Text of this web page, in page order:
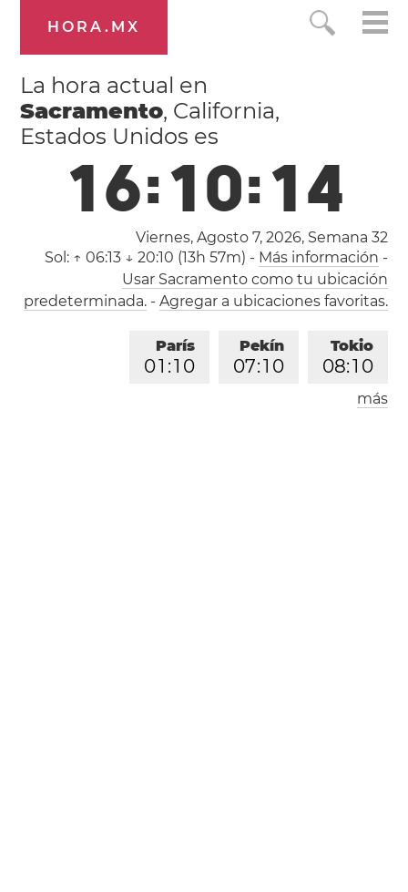
HORA.MX
La hora actual en
Sacramento, California,
Estados Unidos es
16:10:14
Viernes, Agosto 7, 2026, Semana 32
Sol: ↑ 06:13 ↓ 20:10 (13h 57m) - Más información -
Usar Sacramento como tu ubicación
predeterminada.- Agregar a ubicaciones favoritas.
Tokio
08:1 0
Pekín
07:1 0
París
01 :1 0
Londres
más